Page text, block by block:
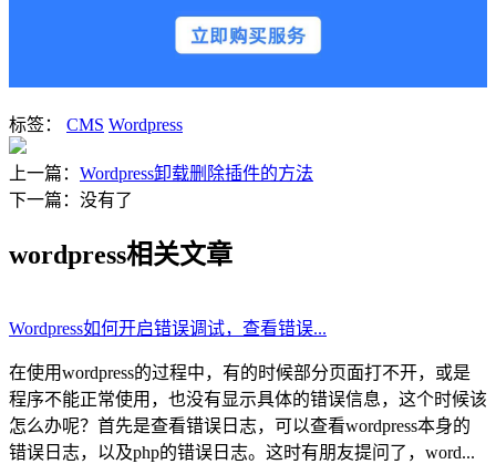
标签： CMS Wordpress
上一篇： Wordpress卸载删除插件的方法
下一篇：没有了
wordpress相关文章
Wordpress如何开启错误调试，查看错误...
在使用wordpress的过程中，有的时候部分页面打不开，或是
程序不能正常使用，也没有显示具体的错误信息，这个时候该
怎么办呢？首先是查看错误日志，可以查看wordpress本身的
错误日志，以及php的错误日志。这时有朋友提问了，word...